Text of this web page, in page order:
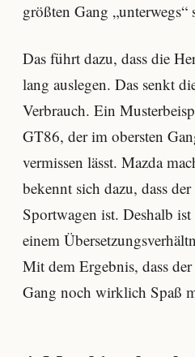
größten Gang „unterwegs“
Das führt dazu, dass die
lang auslegen. Das senkt
Verbrauch. Ein
GT86, der im obersten
vermissen lässt. Mazda
bekennt sich dazu, dass
Sportwagen ist. Deshalb
einem
Mit dem Ergebnis, dass
Gang noch wirklich Spaß